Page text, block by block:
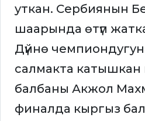
уткан. Сербиянын
шаарында өтүп
Дүйнө
салмакта катышкан
балбаны Акжол
финалда кыргыз